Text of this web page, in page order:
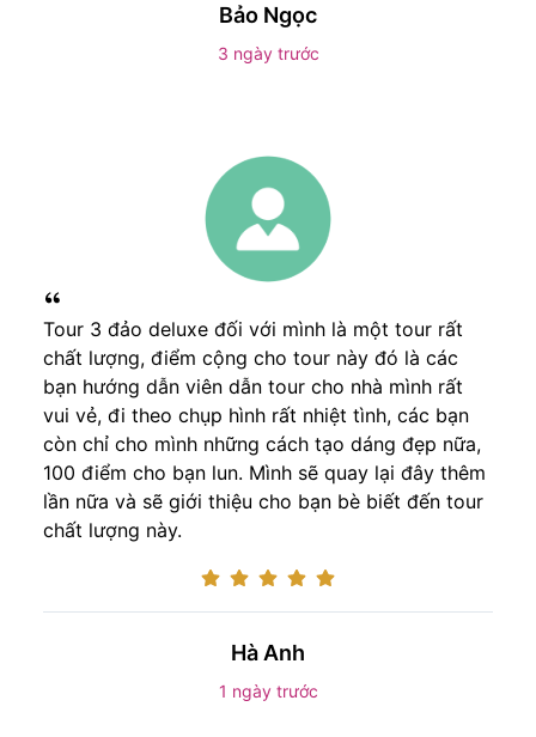
Bảo Ngọc
3 ngày trước
Tour 3 đảo deluxe đối với mình là một tour rất
chất lượng, điểm cộng cho tour này đó là các
bạn hướng dẫn viên dẫn tour cho nhà mình rất
vui vẻ, đi theo chụp hình rất nhiệt tình, các bạn
còn chỉ cho mình những cách tạo dáng đẹp nữa,
100 điểm cho bạn lun. Mình sẽ quay lại đây thêm
lần nữa và sẽ giới thiệu cho bạn bè biết đến tour
chất lượng này.
Hà Anh
1 ngày trước